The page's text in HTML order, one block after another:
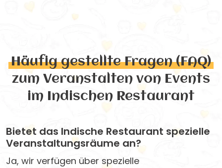
Häufig gestellte Fragen (FAQ)
zum Veranstalten von Events
im Indischen Restaurant
Bietet das Indische Restaurant spezielle
Veranstaltungsräume an?
Ja, wir verfügen über spezielle